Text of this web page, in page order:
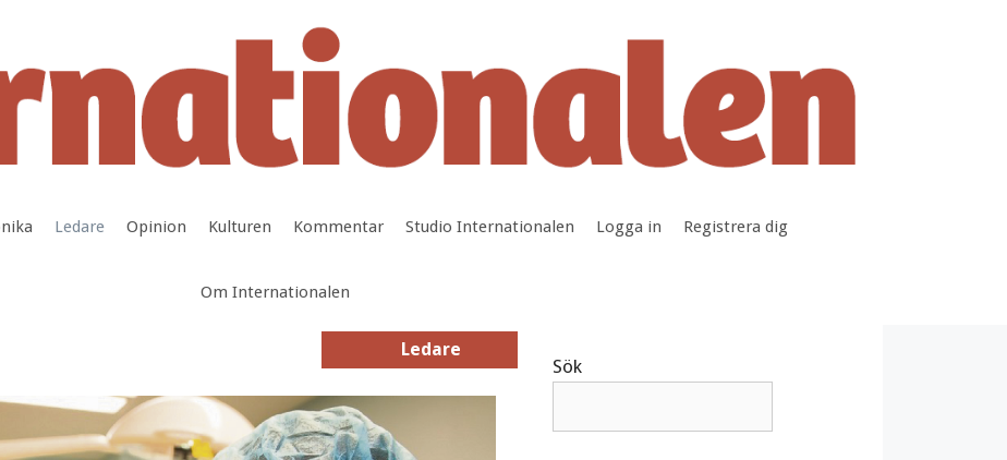
Ledare Opinion Kulturen Kommentar Studio Internationalen Logga in Registrera dig
Om Internationalen
Ledare
Ledare
Sök